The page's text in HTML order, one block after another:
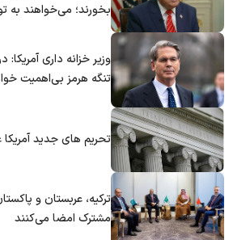
بخورند؛ می‌خواهند به
وزیر خزانه داری
تنگه هرمز بی‌اهمیت
تحریم های جدید آمریکا
ترکیه، عربستان و
مشترک امضا می‌کنند